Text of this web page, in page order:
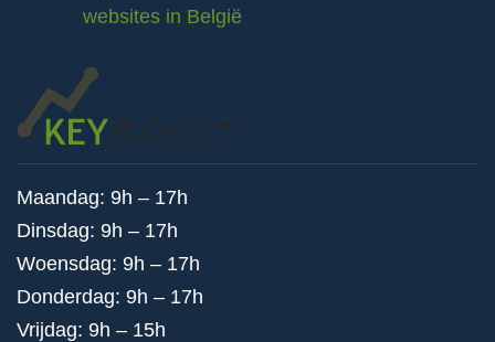
websites in België
Maandag: 9h – 17h
Dinsdag: 9h – 17h
Woensdag: 9h – 17h
Donderdag: 9h – 17h
Vrijdag: 9h – 15h